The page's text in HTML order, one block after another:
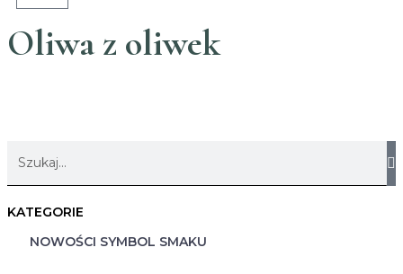
Oliwa z oliwek
KATEGORIE
NOWOŚCI SYMBOL SMAKU